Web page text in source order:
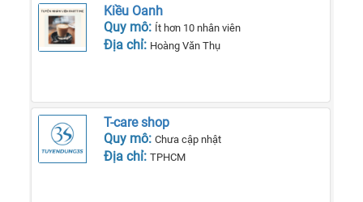
Kiều Oanh
Quy mô: Ít hơn 10 nhân viên
Địa chỉ: Hoàng Văn Thụ
T-care shop
Quy mô:Chưa cập nhật
Địa chỉ:TPHCM